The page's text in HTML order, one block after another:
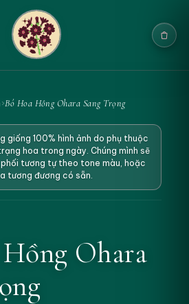
›Bó Hoa Hồng Ohara Sang Trọng
giống 100% hình ảnh do phụ thuộc
hoa trong ngày. Chúng mình sẽ
tương tự theo tone màu, hoặc
tương đương có sẵn.
Ohara